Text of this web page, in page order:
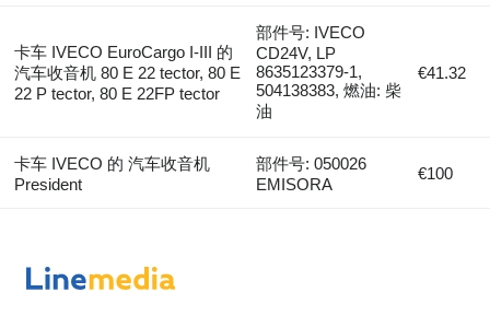
卡车 IVECO EuroCargo I-III 的
汽车收音机 80 E 22 tector, 80 E
22 P tector, 80 E 22FP tector
部件号: IVECO
CD24V, LP
8635123379-1,
504138383, 燃油: 柴
油
€41.32
卡车 IVECO 的 汽车收音机
President
部件号: 050026
EMISORA
€100